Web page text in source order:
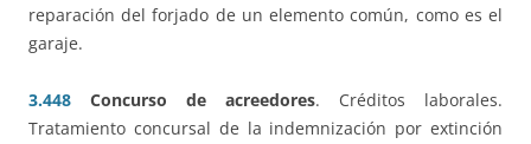
reparación del forjado de un elemento común, como es el
garaje.
3.448 Concurso de acreedores. Créditos laborales.
Tratamiento concursal de la indemnización por extinción